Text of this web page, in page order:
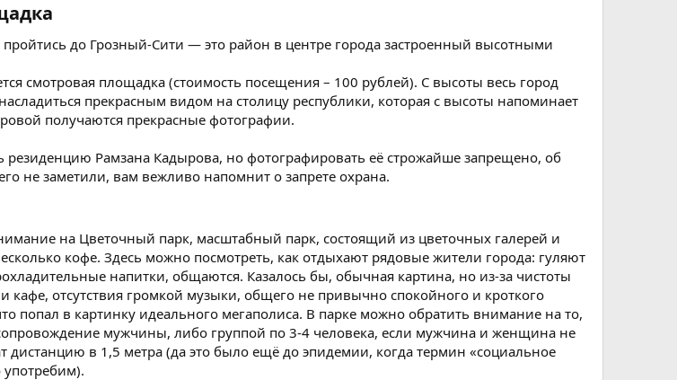
до Грозный-Сити — это район в центре города застроенный высотными
смотровая площадка (стоимость посещения – 100 рублей). С высоты весь город
прекрасным видом на столицу республики, которая с высоты напоминает
получаются прекрасные фотографии.
резиденцию Рамзана Кадырова, но фотографировать её строжайше запрещено, об
не заметили, вам вежливо напомнит о запрете охрана.
на Цветочный парк, масштабный парк, состоящий из цветочных галерей и
кофе. Здесь можно посмотреть, как отдыхают рядовые жители города: гуляют
напитки, общаются. Казалось бы, обычная картина, но из-за чистоты
кафе, отсутствия громкой музыки, общего не привычно спокойного и кроткого
попал в картинку идеального мегаполиса. В парке можно обратить внимание на то,
мужчины, либо группой по 3-4 человека, если мужчина и женщина не
дистанцию в 1,5 метра (да это было ещё до эпидемии, когда термин «социальное